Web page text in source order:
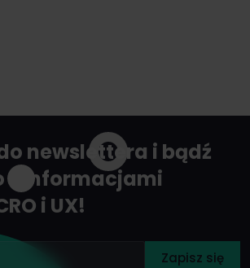
newslettera i bądź
z informacjami
i UX!
Zapisz się